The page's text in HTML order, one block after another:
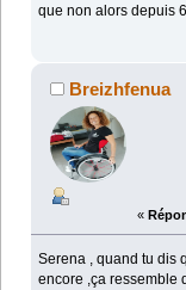
que non alors depuis
Breizhfenua
«
Serena , quand tu dis
encore ,ça ressemble